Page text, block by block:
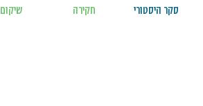
סקר היסטורי
חקירה
שיקום